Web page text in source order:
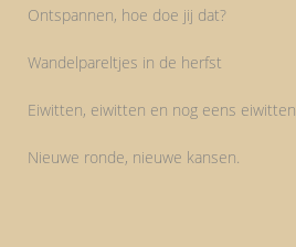
Ontspannen, hoe doe jij dat?
Wandelpareltjes in de herfst
Eiwitten, eiwitten en nog eens eiwitten
Nieuwe ronde, nieuwe kansen.